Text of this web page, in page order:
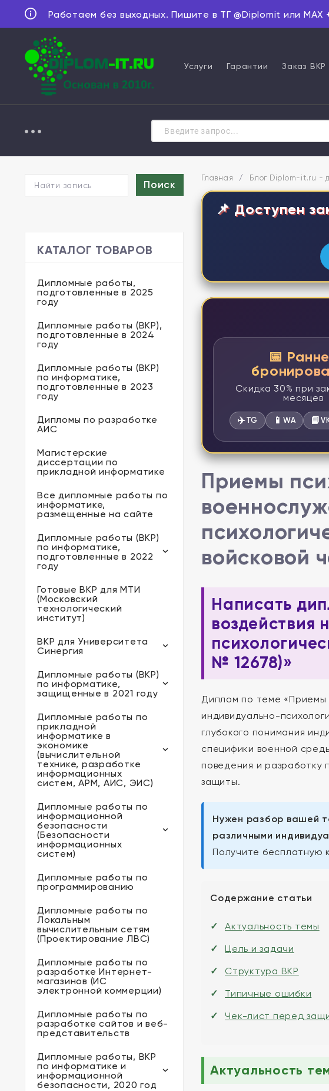
Работаем без выходных. Пишите в ТГ @Diplomit или MAX
Услуги Гарантии Заказ ВКР
КАТАЛОГ ТОВАРОВ
Дипломные работы,
подготовленные в 2025
году
Дипломные работы (ВКР),
подготовленные в 2024
году
Дипломные работы (ВКР)
по информатике,
подготовленные в 2023
году
Дипломы по разработке
АИС
Магистерские
диссертации по
прикладной информатике
Все дипломные работы по
информатике,
размещенные на сайте
Дипломные работы (ВКР)
по информатике,
подготовленные в 2022
году
Готовые ВКР для МТИ
(Московский
технологический
институт)
ВКР для Университета
Синергия
Дипломные работы (ВКР)
по информатике,
защищенные в 2021 году
Дипломные работы по
прикладной
информатике в
экономике
(вычислительной
технике, разработке
информационных
систем, АРМ, АИС, ЭИС)
Дипломные работы по
информационной
безопасности
(Безопасности
информационных
систем)
Дипломные работы по
программированию
Дипломные работы по
Локальным
вычислительным сетям
(Проектирование ЛВС)
Дипломные работы по
разработке Интернет-
магазинов (ИС
электронной коммерции)
Дипломные работы по
разработке сайтов и веб-
представительств
Дипломные работы, ВКР
по информатике и
информационной
безопасности, 2020 год
Главная / Блог Diplom-it.ru -
📌 Доступен
📅
Скидка 30% при
месяцев
✈️TG 📱 WA 📘
Приемы
войсковой
Написать
воздействия
№ 12678)»
Диплом по теме «Приемы
индивидуально-
глубокого понимания
специфики военной
поведения и
защиты.
Нужен разбор вашей
различными
Получите бесплатную
Содержание статьи
Актуальность темы
Цель и задачи
Структура ВКР
Типичные ошибки
Чек-лист перед
Актуальность